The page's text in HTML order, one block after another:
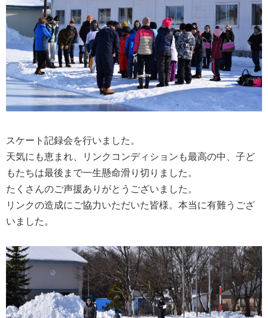
スケート記録会を行いました。
天気にも恵まれ、リンクコンディションも最高の中、子ど
もたちは最後まで一生懸命滑り切りました。
たくさんのご声援ありがとうございました。
リンクの造成にご協力いただいた皆様。本当に有難うござ
いました。